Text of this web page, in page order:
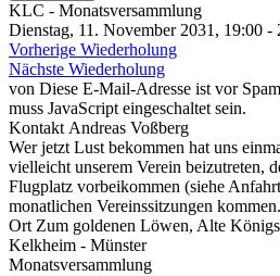
KLC - Monatsversammlung
Dienstag, 11. November 2031, 19:00 -
Vorherige Wiederholung
Nächste Wiederholung
von Diese E-Mail-Adresse ist vor
muss JavaScript eingeschaltet sein.
Kontakt Andreas Voßberg
Wer jetzt Lust bekommen hat uns
vielleicht unserem Verein beizutreten,
Flugplatz vorbeikommen (siehe
monatlichen Vereinssitzungen kommen.
Ort Zum goldenen Löwen, Alte
Kelkheim - Münster
Monatsversammlung